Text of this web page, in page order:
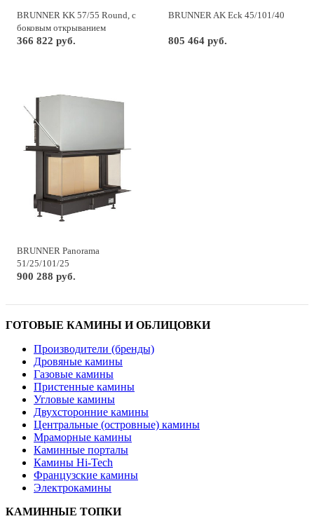
BRUNNER KK 57/55 Round, с
боковым открыванием
366 822 руб.
BRUNNER AK Eck 45/101/40
805 464 руб.
BRUNNER Panorama
51/25/101/25
900 288 руб.
ГОТОВЫЕ КАМИНЫ И ОБЛИЦОВКИ
Производители (бренды)
Дровяные камины
Газовые камины
Пристенные камины
Угловые камины
Двухсторонние камины
Центральные (островные) камины
Мраморные камины
Каминные порталы
Камины Hi-Tech
Французские камины
Электрокамины
КАМИННЫЕ ТОПКИ